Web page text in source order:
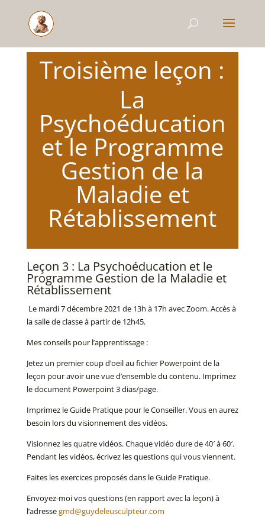
Troisième leçon :
La
Psychoéducation
et le Programme
Gestion de la
Maladie et
Rétablissement
Leçon 3 : La Psychoéducation et le
Programme Gestion de la Maladie et
Rétablissement
Le mardi 7 décembre 2021 de 13h à 17h avec Zoom. Accès à
la salle de classe à partir de 12h45.
Mes conseils pour l’apprentissage :
Jetez un premier coup d’oeil au fichier Powerpoint de la
leçon pour avoir une vue d’ensemble du contenu. Imprimez
le document Powerpoint 3 dias/page.
Imprimez le Guide Pratique pour le Conseiller. Vous en aurez
besoin lors du visionnement des vidéos.
Visionnez les quatre vidéos. Chaque vidéo dure de 40′ à 60′.
Pendant les vidéos, écrivez les questions qui vous viennent.
Faites les exercices proposés dans le Guide Pratique.
Envoyez-moi vos questions (en rapport avec la leçon) à
l’adressegmd@guydeleusculpteur.com